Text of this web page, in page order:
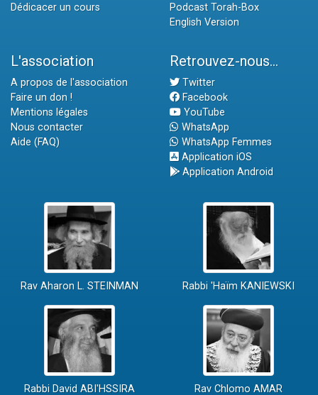
Dédicacer un cours
Podcast Torah-Box
English Version
L'association
A propos de l'association
Faire un don !
Mentions légales
Nous contacter
Aide (FAQ)
Retrouvez-nous...
Twitter
Facebook
YouTube
WhatsApp
WhatsApp Femmes
Application iOS
Application Android
Rav Aharon L. STEINMAN Rabbi 'Haïm KANIEWSKI
Rabbi David ABI'HSSIRA Rav Chlomo AMAR